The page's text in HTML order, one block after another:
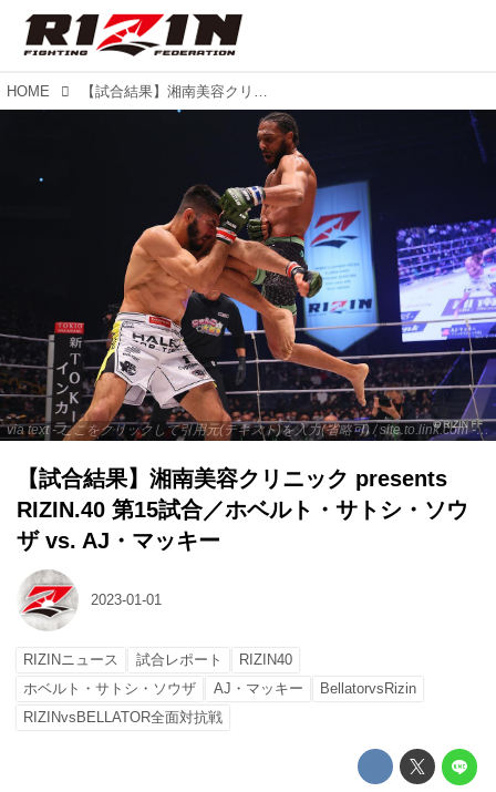
HOME 【試合結果】湘南美容クリニック presents RIZIN.40 第15試合／ホベルト・サトシ・ソウザ vs. AJ・マッキー
via text - ここをクリックして引用元(テキスト)を入力(省略可) / site.to.link.com - ここをクリックして引用元を入力(省略可)
【試合結果】湘南美容クリニック presents
RIZIN.40 第15試合／ホベルト・サトシ・ソウ
ザ vs. AJ・マッキー
2023-01-01
RIZINニュース 試合レポート
RIZIN40
ホベルト・サトシ・ソウザ
AJ・マッキー
BellatorvsRizin
RIZINvsBELLATOR全面対抗戦